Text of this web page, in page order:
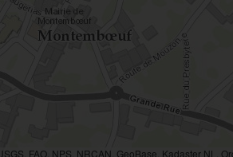
FAO, NPS, NRCAN, GeoBase, Kadaster NL,